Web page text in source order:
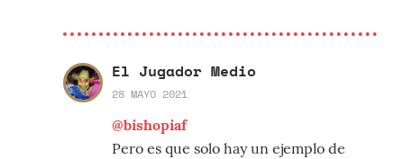
El Jugador Medio
28 MAYO 2021
@bishopiaf
Pero es que solo hay un ejemplo de